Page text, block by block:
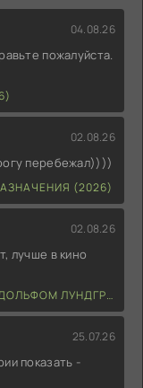
04.08.26
пожалуйста.
02.08.26
перебежал))))
(2026)
02.08.26
лучше в кино
(2026)
25.07.26
показать -